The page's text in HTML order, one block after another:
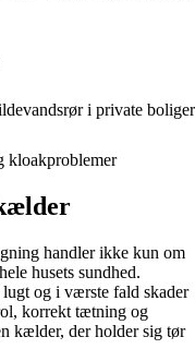
i private boliger
kloakproblemer
handler ikke kun om
husets sundhed.
og i værste fald skader
korrekt tætning og
kælder, der holder sig tør